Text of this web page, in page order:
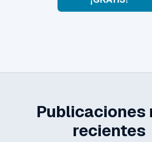
Publicaciones
recientes